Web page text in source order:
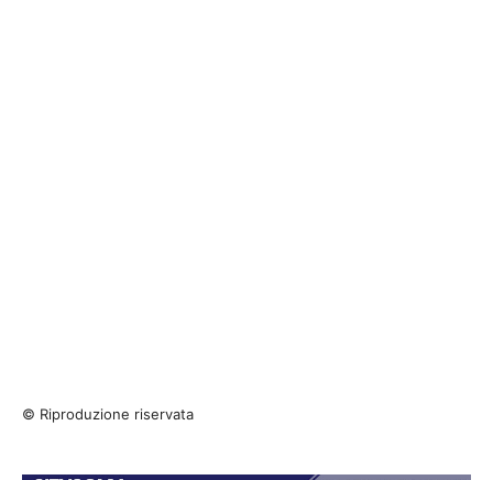
© Riproduzione riservata